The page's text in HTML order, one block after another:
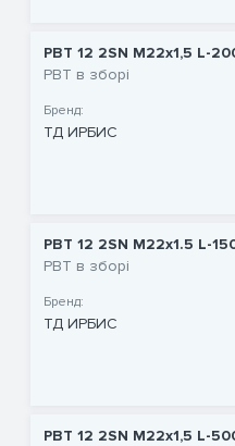
РВТ 12 2SN M22x1,5 L-
РВТ в зборі
Бренд:
ТД ИРБИС
РВТ 12 2SN M22x1.5 L-
РВТ в зборі
Бренд:
ТД ИРБИС
РВТ 12 2SN M22x1,5 L-